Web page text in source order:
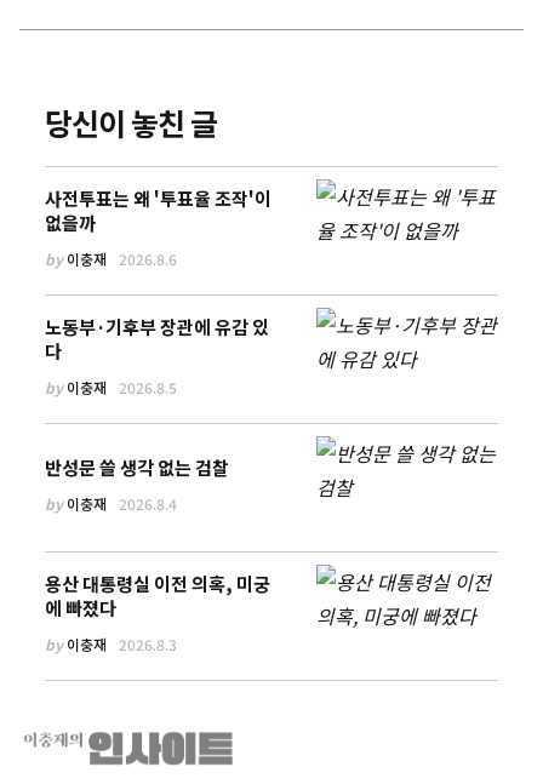
당신이 놓친 글
사전투표는 왜 '투표율 조작'이
없을까
by이충재 2026.8.6
노동부·기후부 장관에 유감 있
다
by이충재 2026.8.5
반성문 쓸 생각 없는 검찰
by이충재 2026.8.4
용산 대통령실 이전 의혹, 미궁
에 빠졌다
by이충재 2026.8.3